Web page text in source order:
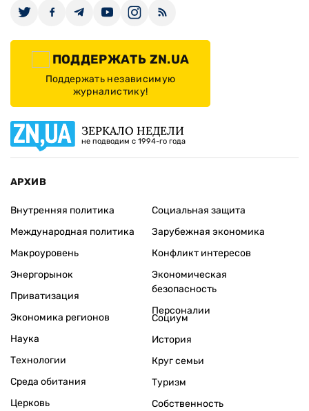
ПОДДЕРЖАТЬ ZN.UA
Поддержать независимую
журналистику!
ЗЕРКАЛО НЕДЕЛИ
не подводим с 1994-го года
АРХИВ
Внутренняя политика
Международная политика
Макроуровень
Энергорынок
Приватизация
Экономика регионов
Социальная защита
Зарубежная экономика
Конфликт интересов
Экономическая
безопасность
Персоналии
Наука
Технологии
Среда обитания
Церковь
Социум
История
Круг семьи
Туризм
Собственность